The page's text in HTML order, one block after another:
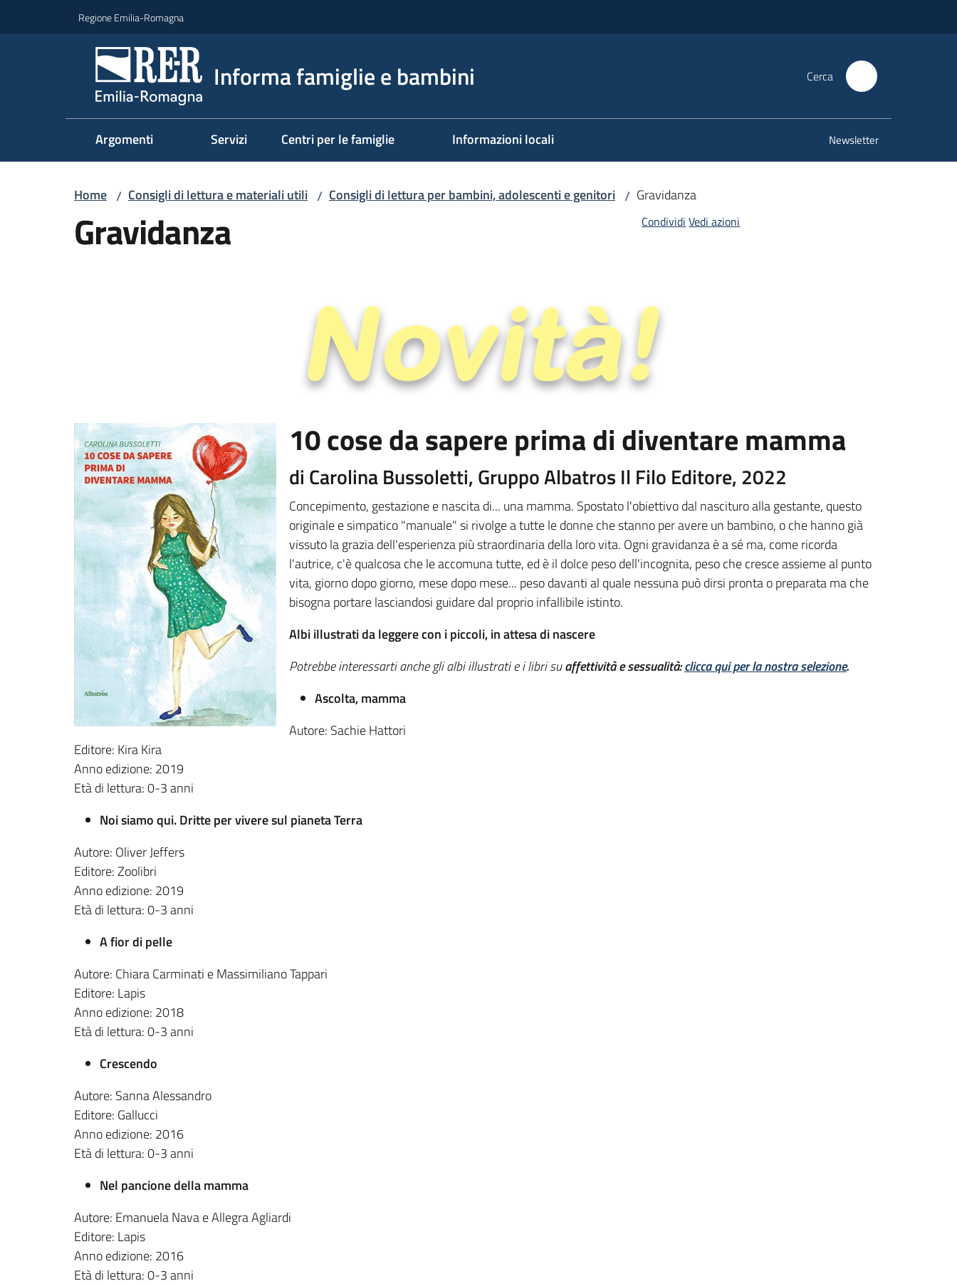
Regione Emilia-Romagna
Informa famiglie e bambini Cerca
Argomenti Servizi Centri per le famiglie Informazioni locali Newsletter
Home / Consigli di lettura e materiali utili / Consigli di lettura per bambini, adolescenti e genitori / Gravidanza
Gravidanza Condividi Vedi azioni
10 cose da sapere prima di diventare mamma
di Carolina Bussoletti, Gruppo Albatros Il Filo Editore, 2022
Concepimento, gestazione e nascita di... una mamma. Spostato l'obiettivo dal nascituro alla gestante, questo
originale e simpatico "manuale" si rivolge a tutte le donne che stanno per avere un bambino, o che hanno già
vissuto la grazia dell'esperienza più straordinaria della loro vita. Ogni gravidanza è a sé ma, come ricorda
l'autrice, c'è qualcosa che le accomuna tutte, ed è il dolce peso dell'incognita, peso che cresce assieme al punto
vita, giorno dopo giorno, mese dopo mese... peso davanti al quale nessuna può dirsi pronta o preparata ma che
bisogna portare lasciandosi guidare dal proprio infallibile istinto.
Albi illustrati da leggere con i piccoli, in attesa di nascere
Potrebbe interessarti anche gli albi illustrati e i libri suaffettività e sessualità:clicca qui per la nostra selezione.
Ascolta, mamma
Autore: Sachie Hattori
Editore: Kira Kira
Anno edizione: 2019
Età di lettura: 0-3 anni
Noi siamo qui. Dritte per vivere sul pianeta Terra
Autore: Oliver Jeffers
Editore: Zoolibri
Anno edizione: 2019
Età di lettura: 0-3 anni
A fior di pelle
Autore: Chiara Carminati e Massimiliano Tappari
Editore: Lapis
Anno edizione: 2018
Età di lettura: 0-3 anni
Crescendo
Autore: Sanna Alessandro
Editore: Gallucci
Anno edizione: 2016
Età di lettura: 0-3 anni
Nel pancione della mamma
Autore: Emanuela Nava e Allegra Agliardi
Editore: Lapis
Anno edizione: 2016
Età di lettura: 0-3 anni